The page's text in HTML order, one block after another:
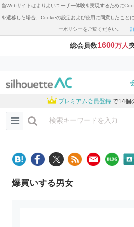
当Webサイトはよりよいユーザー体験を実現するために
を遷移した場合、Cookieの設定および使用に同意したこと
ーポリシーをご覧ください。
総会員数1600万人
プレミアム会員登録 で14個
爆買いする男女